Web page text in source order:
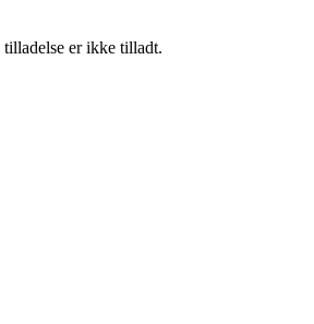
er ikke tilladt.